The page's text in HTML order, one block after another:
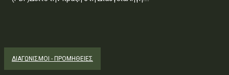
ΔΙΑΓΩΝΙΣΜΟΊ - ΠΡΟΜΉΘΕΙΕΣ